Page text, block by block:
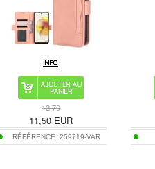
12,70
11,50 EUR
RÉFÉRENCE: 259719-VAR